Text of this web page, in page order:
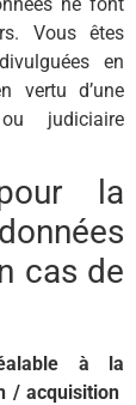
Vous êtes
en
vertu d’une
judiciaire
la
cas de
à la
/ acquisition